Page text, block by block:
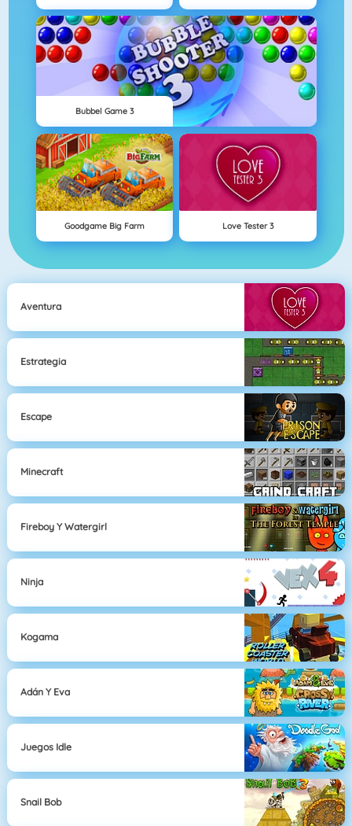
Bubbel Game 3
Goodgame Big Farm Love Tester 3
Aventura
Estrategia
Escape
Minecraft
Fireboy Y Watergirl
Ninja
Kogama
Adán Y Eva
Juegos Idle
Snail Bob